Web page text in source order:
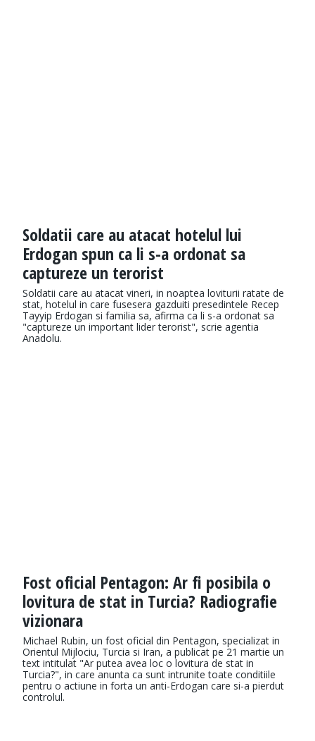
Soldatii care au atacat hotelul lui
Erdogan spun ca li s-a ordonat sa
captureze un terorist
Soldatii care au atacat vineri, in noaptea loviturii ratate de
stat, hotelul in care fusesera gazduiti presedintele Recep
Tayyip Erdogan si familia sa, afirma ca li s-a ordonat sa
"captureze un important lider terorist", scrie agentia
Anadolu.
Fost oficial Pentagon: Ar fi posibila o
lovitura de stat in Turcia? Radiografie
vizionara
Michael Rubin, un fost oficial din Pentagon, specializat in
Orientul Mijlociu, Turcia si Iran, a publicat pe 21 martie un
text intitulat "Ar putea avea loc o lovitura de stat in
Turcia?", in care anunta ca sunt intrunite toate conditiile
pentru o actiune in forta un anti-Erdogan care si-a pierdut
controlul.